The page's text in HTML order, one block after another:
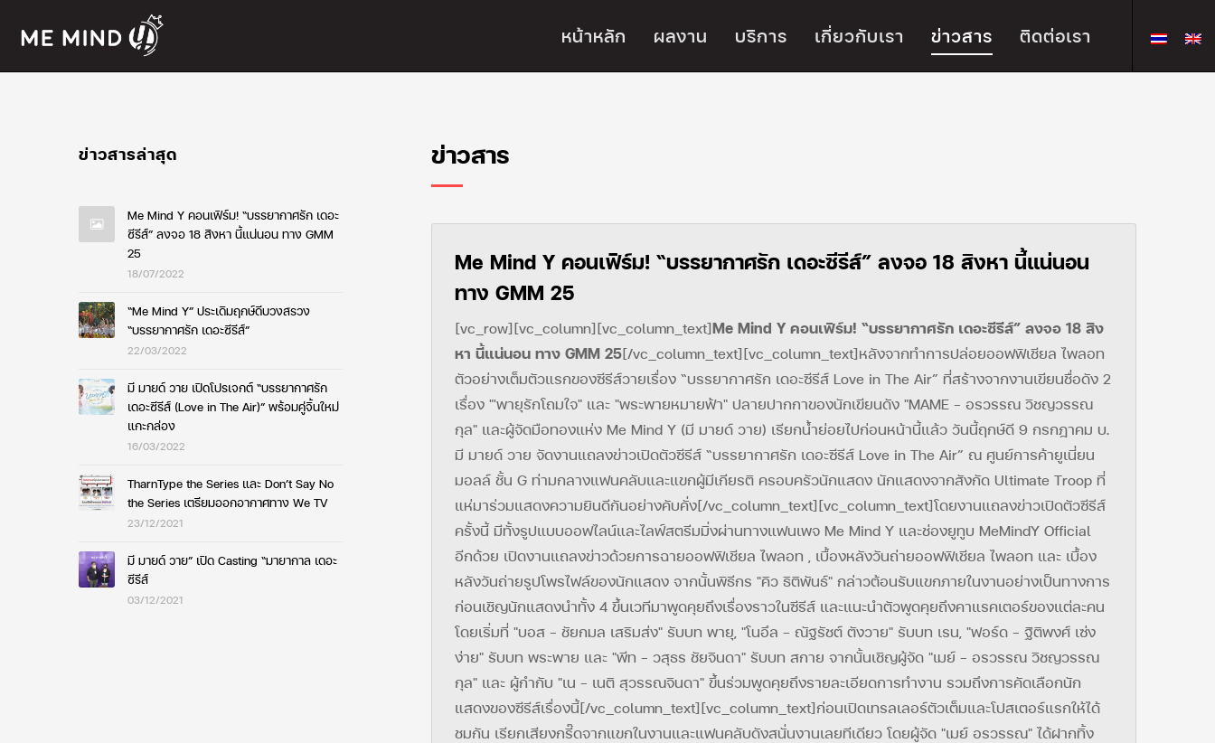
หน้าหลัก ผลงาน บริการ เกี่ยวกับเรา ข่าวสาร ติดต่อเรา
ข่าวสาร
Me Mind Y คอนเฟิร์ม! “บรรยากาศรัก เดอะซีรีส์” ลงจอ 18 สิงหา นี้แน่นอน
ทาง GMM 25
[vc_row][vc_column][vc_column_text]Me Mind Y คอนเฟิร์ม! “บรรยากาศรัก เดอะซีรีส์” ลงจอ 18 สิง
หา นี้แน่นอน ทาง GMM 25[/vc_column_text][vc_column_text]หลังจากทำการปล่อยออฟฟิเชียล ไพลอท
ตัวอย่างเต็มตัวแรกของซีรีส์วายเรื่อง “บรรยากาศรัก เดอะซีรีส์ Love in The Air” ที่สร้างจากงานเขียนชื่อดัง 2
เรื่อง "'พายุรักโถมใจ" และ "พระพายหมายฟ้า" ปลายปากกาของนักเขียนดัง "MAME - อรวรรณ วิชญวรรณ
กุล" และผู้จัดมือทองแห่ง Me Mind Y (มี มายด์ วาย) เรียกน้ำย่อยไปก่อนหน้านี้แล้ว วันนี้ฤกษ์ดี 9 กรกฎาคม บ.
มี มายด์ วาย จัดงานแถลงข่าวเปิดตัวซีรีส์ “บรรยากาศรัก เดอะซีรีส์ Love in The Air” ณ ศูนย์การค้ายูเนี่ยน
มอลล์ ชั้น G ท่ามกลางแฟนคลับและแขกผู้มีเกียรติ ครอบครัวนักแสดง นักแสดงจากสังกัด Ultimate Troop ที่
แห่มาร่วมแสดงความยินดีกันอย่างคับคั่ง[/vc_column_text][vc_column_text]โดยงานแถลงข่าวเปิดตัวซีรีส์
ครั้งนี้ มีทั้งรูปแบบออฟไลน์และไลฟ์สตรีมมิ่งผ่านทางแฟนเพจ Me Mind Y และช่องยูทูบ MeMindY Official
อีกด้วย เปิดงานแถลงข่าวด้วยการฉายออฟฟิเชียล ไพลอท , เบื้องหลังวันถ่ายออฟฟิเชียล ไพลอท และ เบื้อง
หลังวันถ่ายรูปโพรไฟล์ของนักแสดง จากนั้นพิธีกร "คิว ธิติพันธ์" กล่าวต้อนรับแขกภายในงานอย่างเป็นทางการ
ก่อนเชิญนักแสดงนำทั้ง 4 ขึ้นเวทีมาพูดคุยถึงเรื่องราวในซีรีส์ และแนะนำตัวพูดคุยถึงคาแรคเตอร์ของแต่ละคน
โดยเริ่มที่ "บอส - ชัยกมล เสริมส่ง" รับบท พายุ, "โนอึล - ณัฐรัชต์ ตังวาย" รับบท เรน, "ฟอร์ด - ฐิติพงศ์ เซ่ง
ง่าย" รับบท พระพาย และ "พีท - วสุธร ชัยจินดา" รับบท สกาย จากนั้นเชิญผู้จัด "เมย์ – อรวรรณ วิชญวรรณ
กุล" และ ผู้กำกับ "เน - เนติ สุวรรณจินดา" ขึ้นร่วมพูดคุยถึงรายละเอียดการทำงาน รวมถึงการคัดเลือกนัก
แสดงของซีรีส์เรื่องนี้[/vc_column_text][vc_column_text]ก่อนเปิดเทรลเลอร์ตัวเต็มและโปสเตอร์แรกให้ได้
ชมกัน เรียกเสียงกรี๊ดจากแขกในงานและแฟนคลับดังสนั่นงานเลยทีเดียว โดยผู้จัด "เมย์ อรวรรณ" ได้ฝากทิ้ง
ข่าวสารล่าสุด
Me Mind Y คอนเฟิร์ม! “บรรยากาศรัก เดอะ
ซีรีส์” ลงจอ 18 สิงหา นี้แน่นอน ทาง GMM
25
18/07/2022
“Me Mind Y” ประเดิมฤกษ์ดีบวงสรวง
“บรรยากาศรัก เดอะซีรีส์”
22/03/2022
มี มายด์ วาย เปิดโปรเจกต์ “บรรยากาศรัก
เดอะซีรีส์ (Love in The Air)” พร้อมคู่จิ้นใหม่
แกะกล่อง
16/03/2022
TharnType the Series และ Don’t Say No
the Series เตรียมออกอากาศทาง We TV
23/12/2021
มี มายด์ วาย” เปิด Casting “มายากาล เดอะ
ซีรีส์
03/12/2021